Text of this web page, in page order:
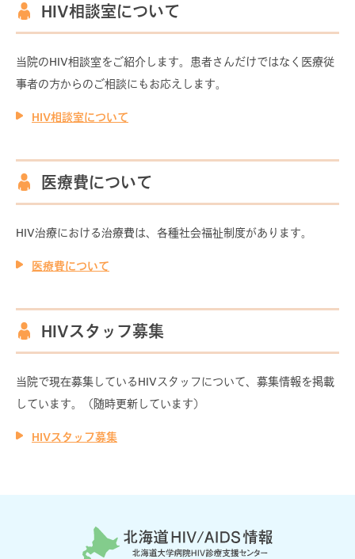
各種お知らせ
HIV相談室について
当院のHIV相談室をご紹介します。患者さんだけではなく医療従
事者の方からのご相談にもお応えします。
HIV相談室について
医療費について
HIV治療における治療費は、各種社会福祉制度があります。
医療費について
HIVスタッフ募集
当院で現在募集しているHIVスタッフについて、募集情報を掲載
しています。（随時更新しています）
HIVスタッフ募集